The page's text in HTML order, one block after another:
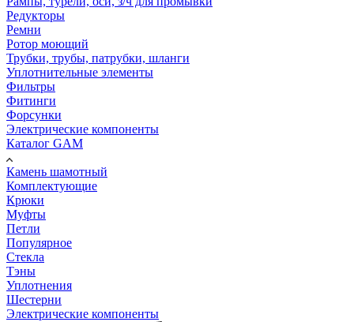
Редукторы
Ремни
Ротор моющий
Трубки, трубы, патрубки, шланги
Уплотнительные элементы
Фильтры
Фитинги
Форсунки
Электрические компоненты
Каталог GAM
Камень шамотный
Комплектующие
Крюки
Муфты
Петли
Популярное
Стекла
Тэны
Уплотнения
Шестерни
Электрические компоненты